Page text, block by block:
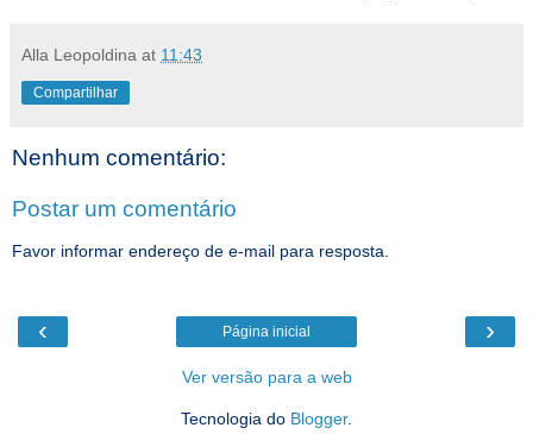
Alla Leopoldina at 11:43
Compartilhar
Nenhum comentário:
Postar um comentário
Favor informar endereço de e-mail para resposta.
‹ ›
Página inicial
Ver versão para a web
Tecnologia do Blogger.